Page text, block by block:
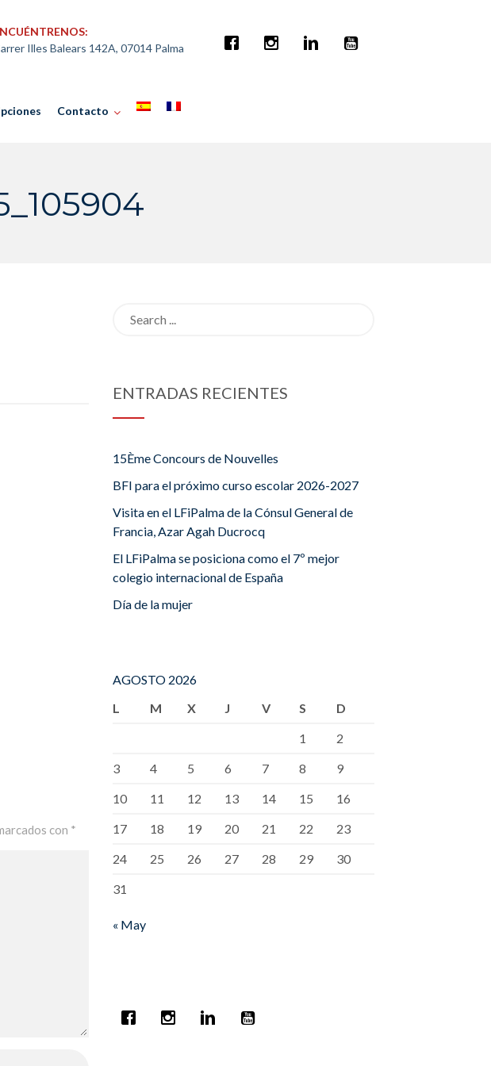
Illes Balears 142A, 07014 Palma
Contacto
con *
ENTRADAS RECIENTES
15Ème Concours de Nouvelles
BFI para el próximo curso escolar 2026-2027
Visita en el LFiPalma de la Cónsul General de
Francia, Azar Agah Ducrocq
El LFiPalma se posiciona como el 7º mejor
colegio internacional de España
Día de la mujer
AGOSTO 2026
L
M X J V S
D
1
2
3
4 5 6 7 8
9
10
11 12 13 14 15
16
17
18 19 20 21 22
23
24
25 26 27 28 29
30
31
« May